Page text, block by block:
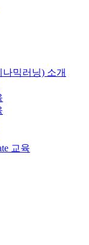
믹러닝) 소개
교육